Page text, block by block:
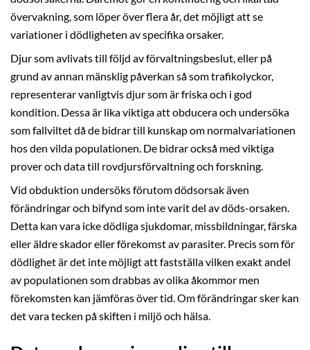
övervakning, som löper över flera år, det möjligt att se
variationer i dödligheten av specifika orsaker.
Djur som avlivats till följd av förvaltningsbeslut, eller på
grund av annan mänsklig påverkan så som trafikolyckor,
representerar vanligtvis djur som är friska och i god
kondition. Dessa är lika viktiga att obducera och undersöka
som fallviltet då de bidrar till kunskap om normalvariationen
hos den vilda populationen. De bidrar också med viktiga
prover och data till rovdjursförvaltning och forskning.
Vid obduktion undersöks förutom dödsorsak även
förändringar och bifynd som inte varit del av döds-orsaken.
Detta kan vara icke dödliga sjukdomar, missbildningar, färska
eller äldre skador eller förekomst av parasiter. Precis som för
dödlighet är det inte möjligt att fastställa vilken exakt andel
av populationen som drabbas av olika åkommor men
förekomsten kan jämföras över tid. Om förändringar sker kan
det vara tecken på skiften i miljö och hälsa.